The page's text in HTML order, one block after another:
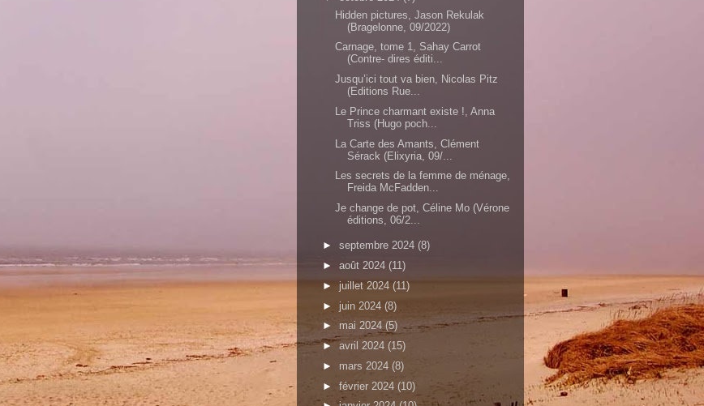
Hidden pictures, Jason Rekulak
(Bragelonne, 09/2022)
Carnage, tome 1, Sahay Carrot
(Contre- dires éditi...
Jusqu’ici tout va bien, Nicolas Pitz
(Editions Rue...
Le Prince charmant existe !, Anna
Triss (Hugo poch...
La Carte des Amants, Clément
Sérack (Elixyria, 09/...
Les secrets de la femme de ménage,
Freida McFadden...
Je change de pot, Céline Mo (Vérone
éditions, 06/2...
► septembre 2024 (8)
► août 2024 (11)
► juillet 2024 (11)
► juin 2024 (8)
► mai 2024 (5)
► avril 2024 (15)
► mars 2024 (8)
► février 2024 (10)